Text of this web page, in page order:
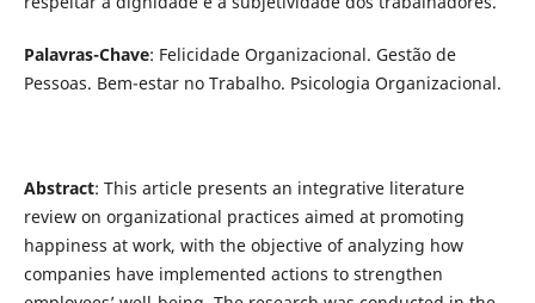
Palavras-Chave: Felicidade Organizacional. Gestão de
Pessoas. Bem-estar no Trabalho. Psicologia Organizacional.
Abstract: This article presents an integrative literature
review on organizational practices aimed at promoting
happiness at work, with the objective of analyzing how
companies have implemented actions to strengthen